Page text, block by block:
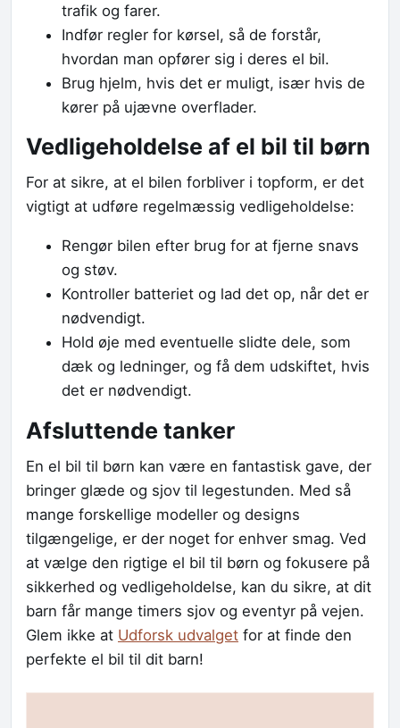
trafik og farer.
Indfør regler for kørsel, så de forstår,
hvordan man opfører sig i deres el bil.
Brug hjelm, hvis det er muligt, især hvis de
kører på ujævne overflader.
Vedligeholdelse af el bil til børn
For at sikre, at el bilen forbliver i topform, er det
vigtigt at udføre regelmæssig vedligeholdelse:
Rengør bilen efter brug for at fjerne snavs
og støv.
Kontroller batteriet og lad det op, når det er
nødvendigt.
Hold øje med eventuelle slidte dele, som
dæk og ledninger, og få dem udskiftet, hvis
det er nødvendigt.
Afsluttende tanker
En el bil til børn kan være en fantastisk gave, der
bringer glæde og sjov til legestunden. Med så
mange forskellige modeller og designs
tilgængelige, er der noget for enhver smag. Ved
at vælge den rigtige el bil til børn og fokusere på
sikkerhed og vedligeholdelse, kan du sikre, at dit
barn får mange timers sjov og eventyr på vejen.
Glem ikke at Udforsk udvalget for at finde den
perfekte el bil til dit barn!